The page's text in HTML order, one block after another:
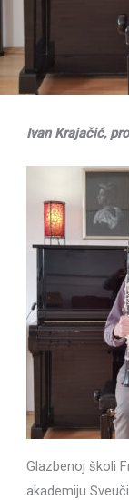
Ivan Krajačić,
Glazbenoj školi
akademiju